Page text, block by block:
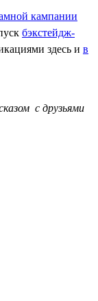
кампании
бэкстейдж-
здесь и в
с друзьями